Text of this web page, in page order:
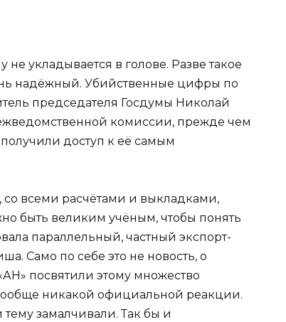
не укладывается в голове. Разве такое
надёжный. Убийственные цифры по
председателя Госдумы Николай
комиссии, прежде чем
доступ к её самым
всеми расчётами и выкладками,
быть великим учёным, чтобы понять
параллельный, частный экспорт-
Само по себе это не новость, о
посвятили этому множество
никакой официальной реакции.
замалчивали. Так бы и